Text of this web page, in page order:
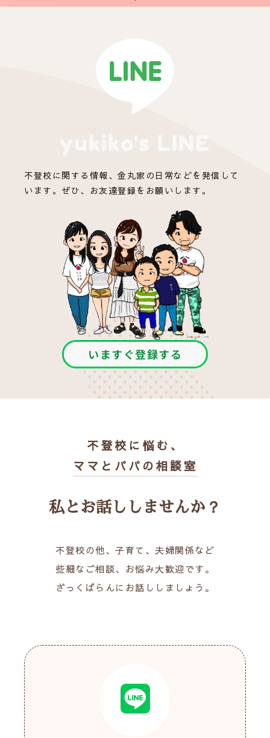
不登校に関する情報、金丸家の日常などを発信して
います。ぜひ、お友達登録をお願いします。
いますぐ登録する
不登校に悩む、
ママとパパの相談室
私とお話ししませんか？
不登校の他、子育て、夫婦関係など
些細なご相談、お悩み大歓迎です。
ざっくばらんにお話ししましょう。